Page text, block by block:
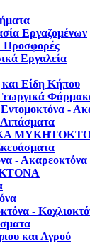
Εργαζομένων
Προσφορές
Εργαλεία
και Είδη Κήπου
Εντομοκτόνα -
- Ακαρεοκτόνα
-
και Αγρού